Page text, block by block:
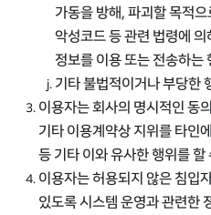
가동을 방해, 파괴할 목적
악성코드 등 관련 법령에
정보를 이용 또는 전송하는
기타 불법적이거나 부당한
이용자는 회사의 명시적인 동
기타 이용계약상 지위를 타인
등 기타 이와 유사한 행위를 할
이용자는 허용되지 않은 침입
있도록 시스템 운영과 관련한